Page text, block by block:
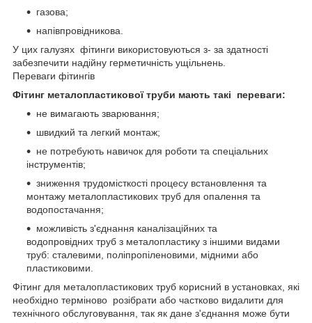
газова;
напівпровідникова.
У цих галузях фітинги використовуються з- за здатності
забезпечити надійну герметичність ущільнень.
Переваги фітингів
Фітинг металопластикової труби мають такі переваги:
не вимагають зварювання;
швидкий та легкий монтаж;
не потребують навичок для роботи та спеціальних
інструментів;
зниження трудомісткості процесу встановлення та
монтажу металопластикових труб для опалення та
водопостачання;
можливість з'єднання каналізаційних та
водопровідних труб з металопластику з іншими видами
труб: сталевими, поліпропіленовими, мідними або
пластиковими.
Фітинг для металопластикових труб корисний в установках, які
необхідно терміново розібрати або частково видалити для
технічного обслуговування, так як дане з'єднання може бути